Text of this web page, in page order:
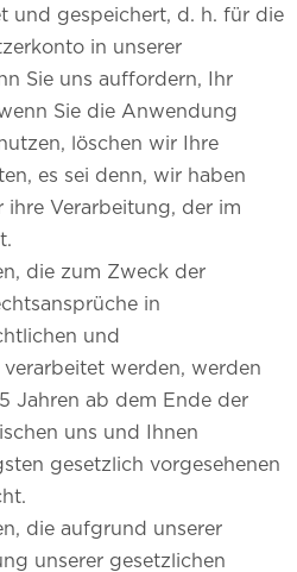
und gespeichert, d. h. für die
in unserer
Sie uns auffordern, Ihr
Sie die Anwendung
löschen wir Ihre
es sei denn, wir haben
ihre Verarbeitung, der im
die zum Zweck der
in
und
werden, werden
Jahren ab dem Ende der
uns und Ihnen
gesetzlich vorgesehenen
die aufgrund unserer
unserer gesetzlichen